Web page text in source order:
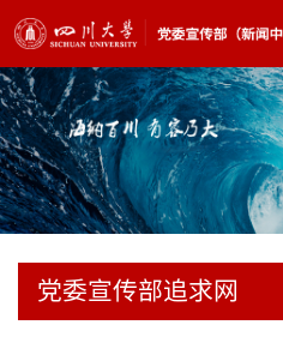
党委宣传部追求网